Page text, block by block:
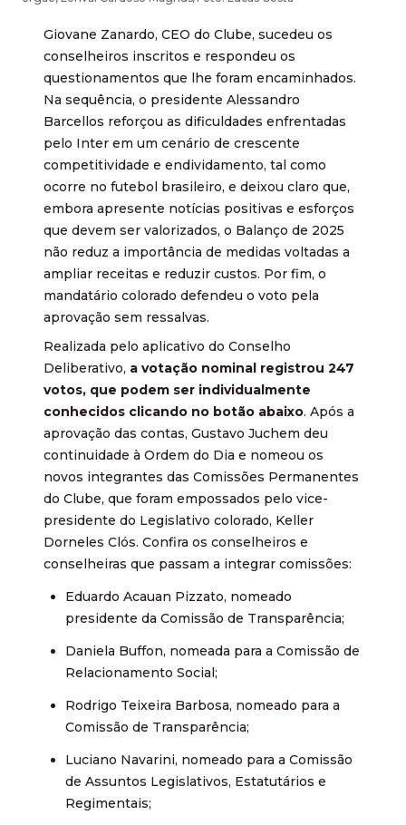
Giovane Zanardo, CEO do Clube, sucedeu os
conselheiros inscritos e respondeu os
questionamentos que lhe foram encaminhados.
Na sequência, o presidente Alessandro
Barcellos reforçou as dificuldades enfrentadas
pelo Inter em um cenário de crescente
competitividade e endividamento, tal como
ocorre no futebol brasileiro, e deixou claro que,
embora apresente notícias positivas e esforços
que devem ser valorizados, o Balanço de 2025
não reduz a importância de medidas voltadas a
ampliar receitas e reduzir custos. Por fim, o
mandatário colorado defendeu o voto pela
aprovação sem ressalvas.
Realizada pelo aplicativo do Conselho
Deliberativo, a votação nominal registrou 247
votos, que podem ser individualmente
conhecidos clicando no botão abaixo. Após a
aprovação das contas, Gustavo Juchem deu
continuidade à Ordem do Dia e nomeou os
novos integrantes das Comissões Permanentes
do Clube, que foram empossados pelo vice-
presidente do Legislativo colorado, Keller
Dorneles Clós. Confira os conselheiros e
conselheiras que passam a integrar comissões:
Eduardo Acauan Pizzato, nomeado
presidente da Comissão de Transparência;
Daniela Buffon, nomeada para a Comissão de
Relacionamento Social;
Rodrigo Teixeira Barbosa, nomeado para a
Comissão de Transparência;
Luciano Navarini, nomeado para a Comissão
de Assuntos Legislativos, Estatutários e
Regimentais;